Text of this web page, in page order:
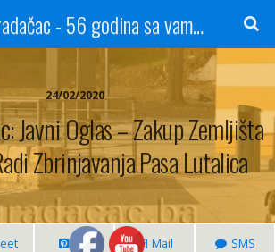
Radio Gradačac - 56 godina sa vama...
24/02/2020
Javni Oglas – Zakup Zemljišta
Zbrinjavanja Pasa Lutalica
Pin Mail SMS